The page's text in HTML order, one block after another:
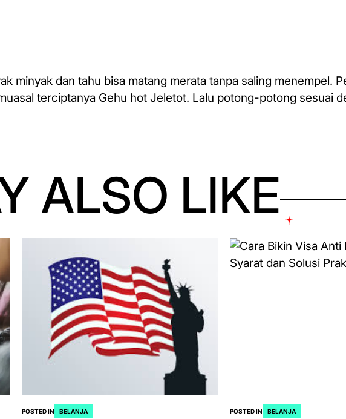
minyak dan tahu bisa matang merata tanpa saling menempel.
terciptanya Gehu hot Jeletot. Lalu potong-potong sesuai
ALSO LIKE
POSTED IN BELANJA POSTED IN BELANJA